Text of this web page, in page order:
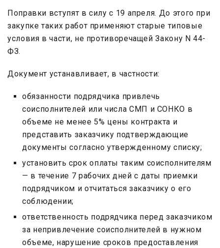
Поправки вступят в силу с 19 апреля. До этого при
закупке таких работ применяют старые типовые
условия в части, не противоречащей Закону N 44-
ФЗ.
Документ устанавливает, в частности:
обязанности подрядчика привлечь
соисполнителей или числа СМП и СОНКО в
объеме не менее 5% цены контракта и
представить заказчику подтверждающие
документы согласно утвержденному списку;
установить срок оплаты таким соисполнителям
— в течение 7 рабочих дней с даты приемки
подрядчиком и отчитаться заказчику о его
соблюдении;
ответственность подрядчика перед заказчиком
за непривлечение соисполнителей в нужном
объеме, нарушение сроков предоставления